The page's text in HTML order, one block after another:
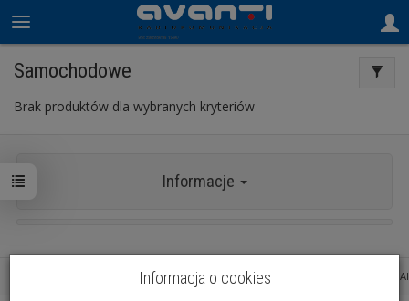
Samochodowe
Brak produktów dla wybranych kryteriów
Informacje
Sklep internetowy SOTESHOP AI
Informacja o cookies